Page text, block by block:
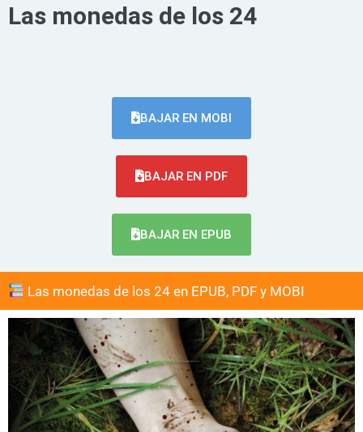
Las monedas de los 24
BAJAR EN MOBI
BAJAR EN PDF
BAJAR EN EPUB
Las monedas de los 24 en EPUB, PDF y MOBI